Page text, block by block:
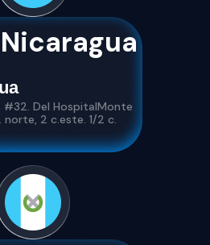
Nicaragua
#32. Del HospitalMonte
norte, 2 c.este. 1/2 c.